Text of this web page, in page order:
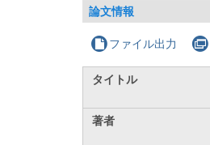
論文情報
ファイル出力
タイトル
著者